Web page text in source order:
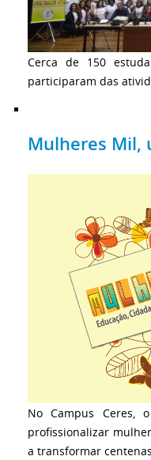
Cerca de 150
participaram das
Mulheres Mil,
No Campus Ceres,
profissionalizar
a transformar